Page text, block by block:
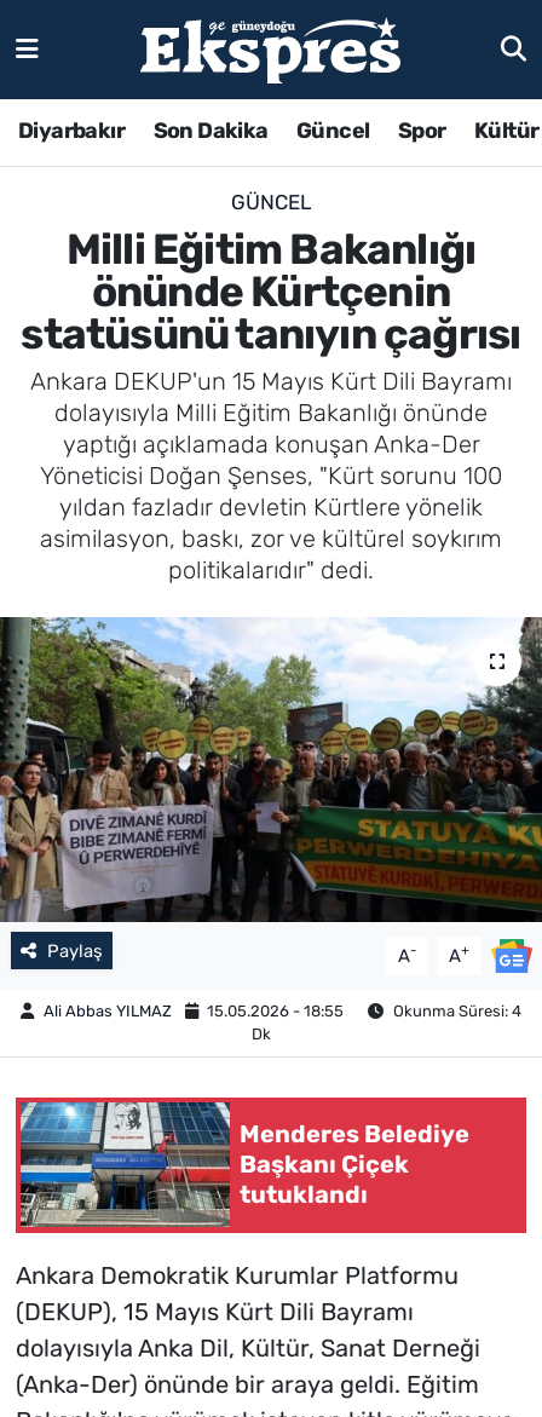
Diyarbakır Son Dakika Güncel Spor
GÜNCEL
Milli Eğitim Bakanlığı
önünde Kürtçenin
statüsünü tanıyın çağrısı
Ankara DEKUP'un 15 Mayıs Kürt Dili Bayramı
dolayısıyla Milli Eğitim Bakanlığı önünde
yaptığı açıklamada konuşan Anka-Der
Yöneticisi Doğan Şenses, "Kürt sorunu 100
yıldan fazladır devletin Kürtlere yönelik
asimilasyon, baskı, zor ve kültürel soykırım
politikalarıdır" dedi.
Paylaş A- A+
Ali Abbas YILMAZ 15.05.2026 - 18:55
Okunma Süresi: 4
Dk
Menderes Belediye
Başkanı Çiçek
tutuklandı
Ankara Demokratik Kurumlar Platformu
(DEKUP), 15 Mayıs Kürt Dili Bayramı
dolayısıyla Anka Dil, Kültür, Sanat Derneği
(Anka-Der) önünde bir araya geldi. Eğitim